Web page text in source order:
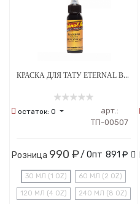
КРАСКА ДЛЯ ТАТУ ETERNAL BLACKBIRD
остаток: 0
арт.:
ТП-00507
Розница 990 ₽/ Опт 891 ₽
30 МЛ (1 OZ) 60 МЛ (2 OZ)
120 МЛ (4 OZ) 240 МЛ (8 OZ)